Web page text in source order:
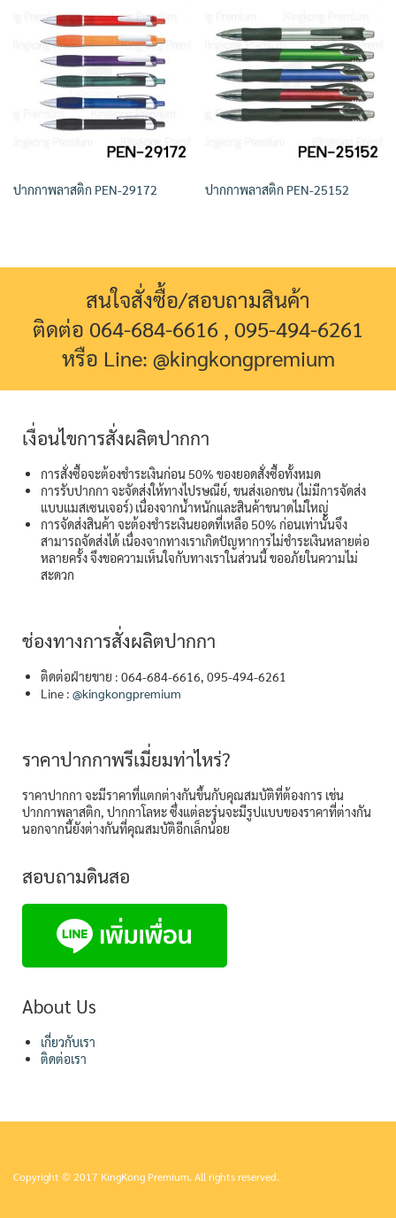
ปากกาพลาสติก PEN-29172 ปากกาพลาสติก PEN-25152
สนใจสั่งซื้อ/สอบถามสินค้า
ติดต่อ 064-684-6616 , 095-494-6261
หรือ Line: @kingkongpremium
เงื่อนไขการสั่งผลิตปากกา
การสั่งซื้อจะต้องชำระเงินก่อน 50% ของยอดสั่งซื้อทั้งหมด
การรับปากกา จะจัดส่งให้ทางไปรษณีย์, ขนส่งเอกชน (ไม่มีการจัดส่ง
แบบแมสเซนเจอร์) เนื่องจากน้ำหนักและสินค้าขนาดไม่ใหญ่
การจัดส่งสินค้า จะต้องชำระเงินยอดที่เหลือ 50% ก่อนเท่านั้นจึง
สามารถจัดส่งได้ เนื่องจากทางเราเกิดปัญหาการไม่ชำระเงินหลายต่อ
หลายครั้ง จึงขอความเห็นใจกับทางเราในส่วนนี้ ขออภัยในความไม่
สะดวก
ช่องทางการสั่งผลิตปากกา
ติดต่อฝ่ายขาย : 064-684-6616, 095-494-6261
Line : @kingkongpremium
ราคาปากกาพรีเมี่ยมท่าไหร่?
ราคาปากกา จะมีราคาที่แตกต่างกันขึ้นกับคุณสมบัติที่ต้องการ เช่น
ปากกาพลาสติก, ปากกาโลหะ ซึ่งแต่ละรุ่นจะมีรูปแบบของราคาที่ต่างกัน
นอกจากนี้ยังต่างกันที่คุณสมบัติอีกเล็กน้อย
สอบถามดินสอ
About Us
เกี่ยวกับเรา
ติดต่อเรา
Copyright © 2017 KingKong Premium. All rights reserved.